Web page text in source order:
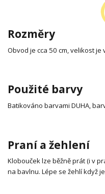
Rozměry
Obvod je cca 50 cm, velikost
Použité barvy
Batikováno barvami DUHA,
Praní a žehlení
Klobouček lze běžně prát (i v
na bavlnu. Lépe se žehlí když